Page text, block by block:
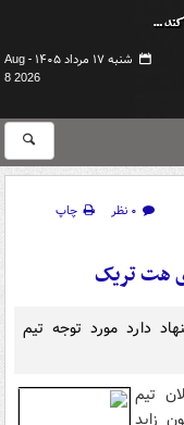
شنبه ۱۷ مرداد ۱۴۰۵ -
Aug
8 2026
۰ نظر
چاپ
هت تریک
دارد مورد توجه تیم
تیم
زاید